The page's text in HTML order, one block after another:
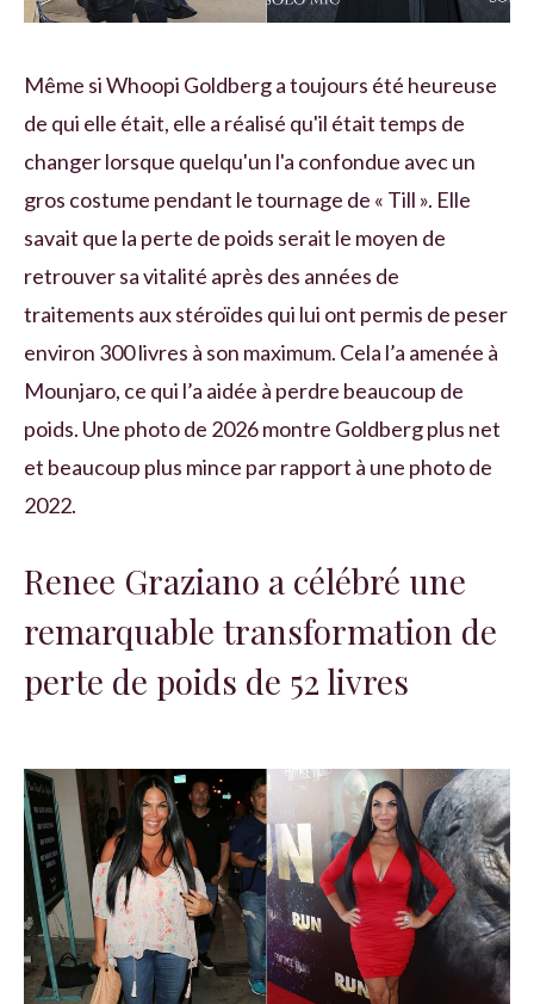
Même si Whoopi Goldberg a toujours été heureuse
de qui elle était, elle a réalisé qu'il était temps de
changer lorsque quelqu'un l'a confondue avec un
gros costume pendant le tournage de « Till ». Elle
savait que la perte de poids serait le moyen de
retrouver sa vitalité après des années de
traitements aux stéroïdes qui lui ont permis de peser
environ 300 livres à son maximum. Cela l’a amenée à
Mounjaro, ce qui l’a aidée à perdre beaucoup de
poids. Une photo de 2026 montre Goldberg plus net
et beaucoup plus mince par rapport à une photo de
2022.
Renee Graziano a célébré une
remarquable transformation de
perte de poids de 52 livres